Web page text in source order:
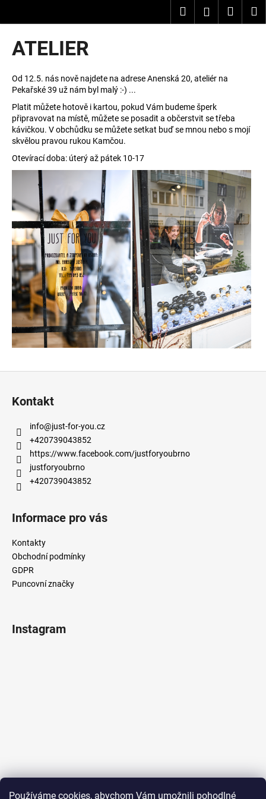
Používáme cookies, abychom Vám umožnili pohodlné
obsah
HledatPřihlášení
ATELIER
Od 12.5. nás nově najdete na adrese Anenská 20, ateliér na
Pekařské 39 už nám byl malý :-) ...
Platit můžete hotově i kartou, pokud Vám budeme šperk
připravovat na místě, můžete se posadit a občerstvit se třeba
kávičkou. V obchůdku se můžete setkat buď se mnou nebo s mojí
skvělou pravou rukou Kamčou.
Otevírací doba: úterý až pátek 10-17
o
o
p
o
t
ř
e
b
j
e
t
e
n
a
j
í
t
?
D
o
p
o
u
u
j
e
m
Kontakt
info@just-for-you.cz
+420739043852
https://www.facebook.com/justforyoubrno
justforyoubrno
+420739043852
Informace pro vás
Kontakty
Obchodní podmínky
GDPR
Puncovní značky
Instagram